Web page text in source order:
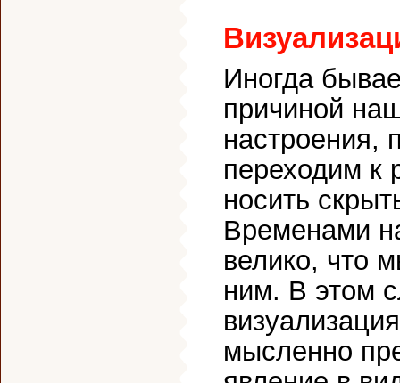
Иногда
причиной
настроения,
переходим к
носить
Временами
велико, что
ним. В этом
мысленно